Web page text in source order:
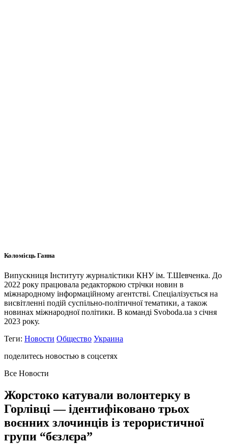
Коломієць Ганна
Випускниця Інституту журналістики КНУ ім. Т.Шевченка. До
2022 року працювала редакторкою стрічки новин в
міжнародному інформаційному агентстві. Спеціалізується на
висвітленні подій суспільно-політичної тематики, а також
новинах міжнародної політики. В команді Svoboda.ua з січня
2023 року.
Теги: Новости Общество Украина
поделитесь новостью в соцсетях
Все Новости
Жорстоко катували волонтерку в
Горлівці — ідентифіковано трьох
воєнних злочинців із терористичної
групи “бєзлєра”